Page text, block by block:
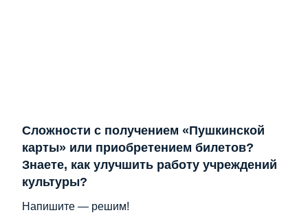
Сложности с получением «Пушкинской
карты» или приобретением билетов?
Знаете, как улучшить работу учреждений
культуры?
Напишите — решим!